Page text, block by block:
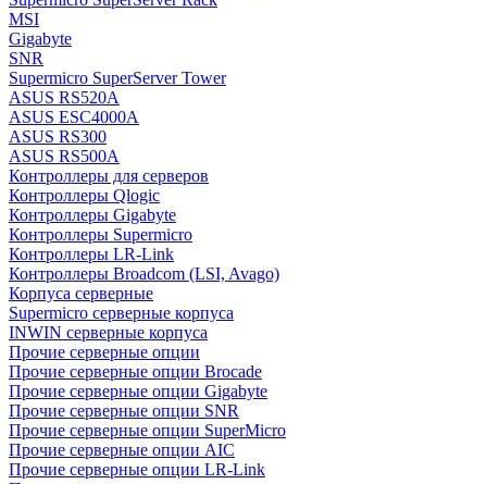
MSI
Gigabyte
SNR
Supermicro SuperServer Tower
ASUS RS520A
ASUS ESC4000A
ASUS RS300
ASUS RS500A
Контроллеры для серверов
Контроллеры Qlogic
Контроллеры Gigabyte
Контроллеры Supermicro
Контроллеры LR-Link
Контроллеры Broadcom (LSI, Avago)
Корпуса серверные
Supermicro серверные корпуса
INWIN серверные корпуса
Прочие серверные опции
Прочие серверные опции Brocade
Прочие серверные опции Gigabyte
Прочие серверные опции SNR
Прочие серверные опции SuperMicro
Прочие серверные опции AIC
Прочие серверные опции LR-Link